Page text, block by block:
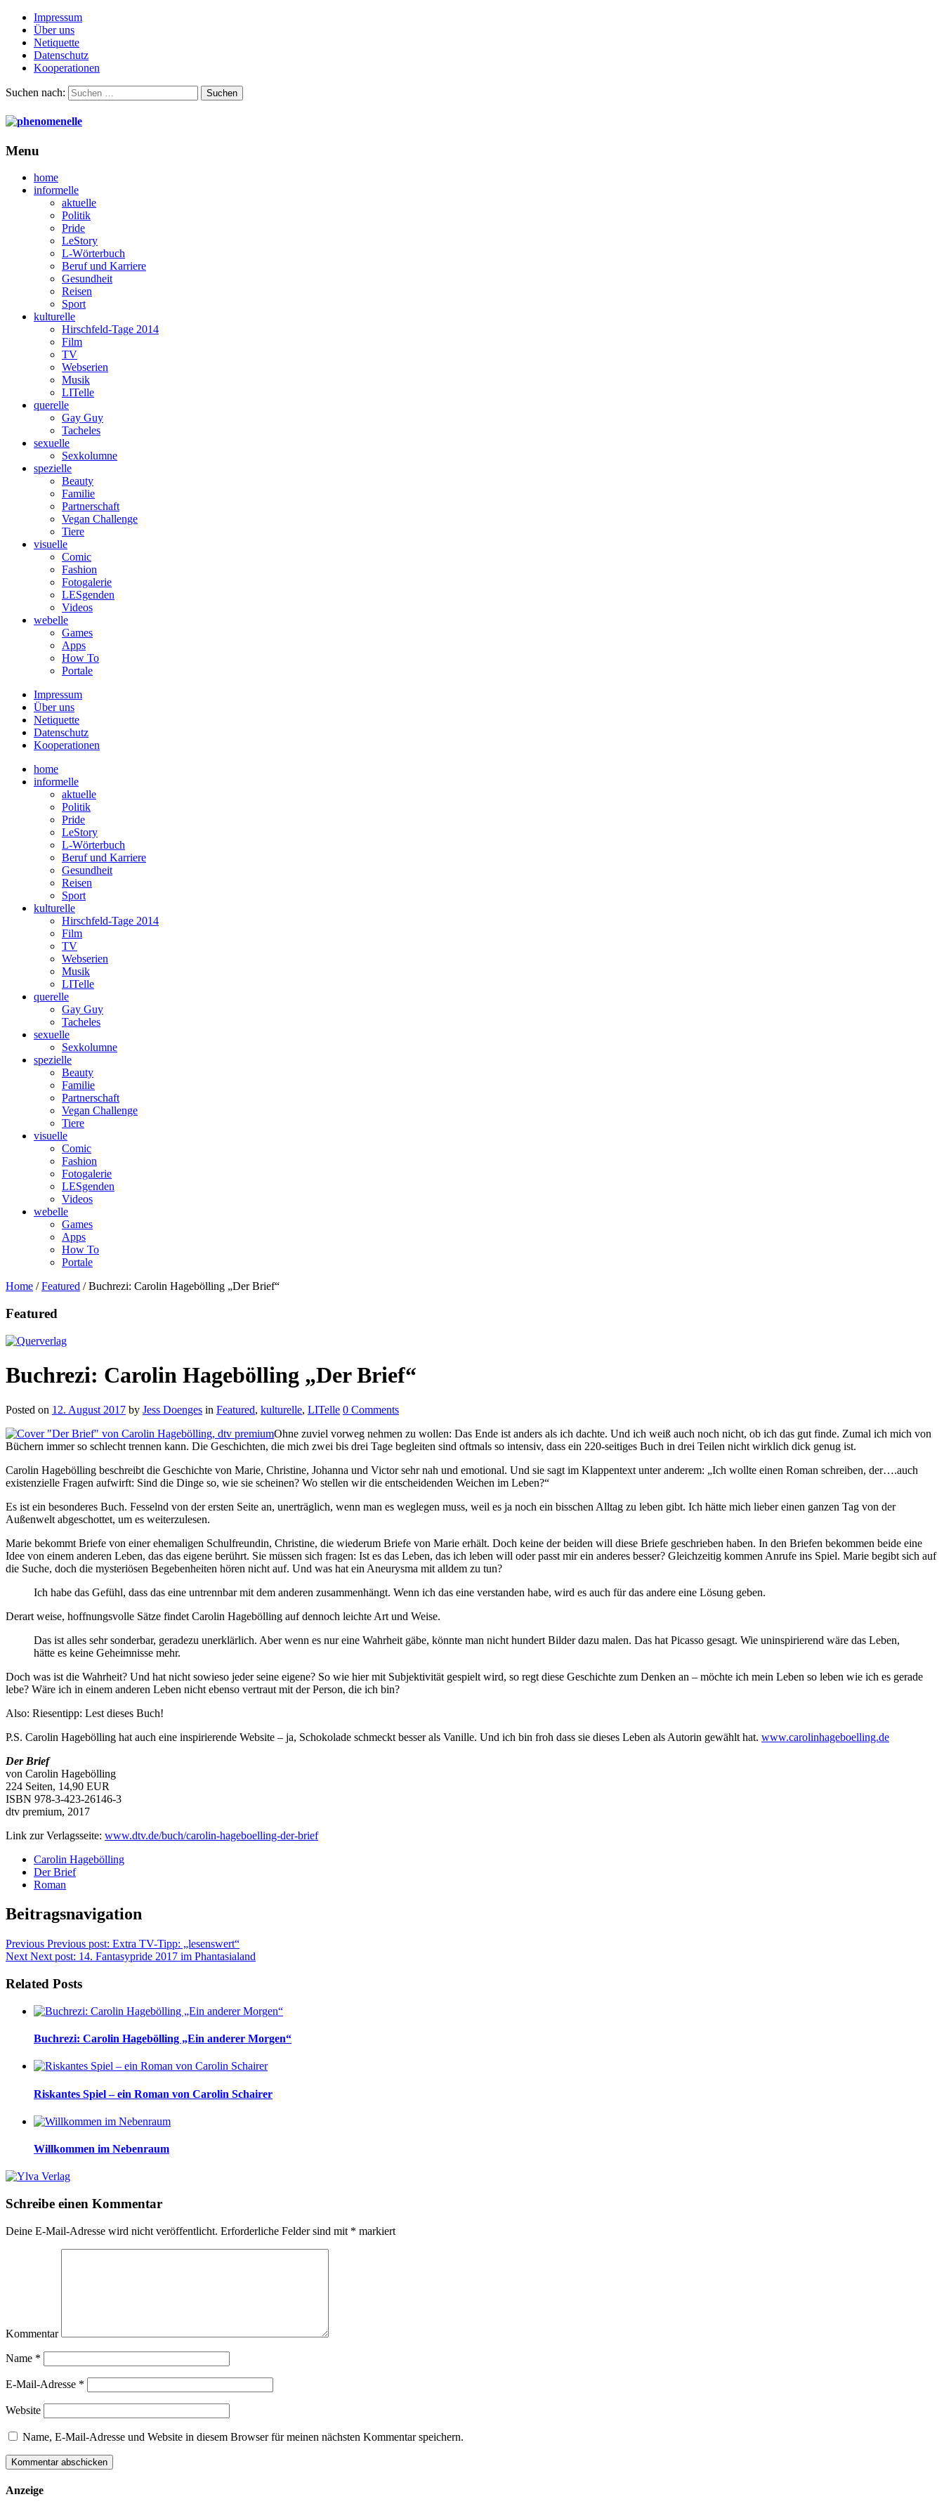
Impressum
Über uns
Netiquette
Datenschutz
Kooperationen
Suchen nach:
Menu
home
informelle
aktuelle
Politik
Pride
LeStory
L-Wörterbuch
Beruf und Karriere
Gesundheit
Reisen
Sport
kulturelle
Hirschfeld-Tage 2014
Film
TV
Webserien
Musik
LITelle
querelle
Gay Guy
Tacheles
sexuelle
Sexkolumne
spezielle
Beauty
Familie
Partnerschaft
Vegan Challenge
Tiere
visuelle
Comic
Fashion
Fotogalerie
LESgenden
Videos
webelle
Games
Apps
How To
Portale
Impressum
Über uns
Netiquette
Datenschutz
Kooperationen
home
informelle
aktuelle
Politik
Pride
LeStory
L-Wörterbuch
Beruf und Karriere
Gesundheit
Reisen
Sport
kulturelle
Hirschfeld-Tage 2014
Film
TV
Webserien
Musik
LITelle
querelle
Gay Guy
Tacheles
sexuelle
Sexkolumne
spezielle
Beauty
Familie
Partnerschaft
Vegan Challenge
Tiere
visuelle
Comic
Fashion
Fotogalerie
LESgenden
Videos
webelle
Games
Apps
How To
Portale
Home /Featured /Buchrezi: Carolin Hagebölling „Der Brief“
Featured
Buchrezi: Carolin Hagebölling „Der Brief“
Posted on 12. August 2017 by Jess Doenges in Featured, kulturelle, LITelle 0 Comments
Ohne zuviel vorweg nehmen zu wollen: Das Ende ist anders als ich dachte. Und ich weiß auch noch nicht, ob ich das gut finde. Zumal ich mich von
Büchern immer so schlecht trennen kann. Die Geschichten, die mich zwei bis drei Tage begleiten sind oftmals so intensiv, dass ein 220-seitiges Buch in drei Teilen nicht wirklich dick genug ist.
Carolin Hagebölling beschreibt die Geschichte von Marie, Christine, Johanna und Victor sehr nah und emotional. Und sie sagt im Klappentext unter anderem: „Ich wollte einen Roman schreiben, der….auch
existenzielle Fragen aufwirft: Sind die Dinge so, wie sie scheinen? Wo stellen wir die entscheidenden Weichen im Leben?“
Es ist ein besonderes Buch. Fesselnd von der ersten Seite an, unerträglich, wenn man es weglegen muss, weil es ja noch ein bisschen Alltag zu leben gibt. Ich hätte mich lieber einen ganzen Tag von der
Außenwelt abgeschottet, um es weiterzulesen.
Marie bekommt Briefe von einer ehemaligen Schulfreundin, Christine, die wiederum Briefe von Marie erhält. Doch keine der beiden will diese Briefe geschrieben haben. In den Briefen bekommen beide eine
Idee von einem anderen Leben, das das eigene berührt. Sie müssen sich fragen: Ist es das Leben, das ich leben will oder passt mir ein anderes besser? Gleichzeitig kommen Anrufe ins Spiel. Marie begibt sich auf
die Suche, doch die mysteriösen Begebenheiten hören nicht auf. Und was hat ein Aneurysma mit alldem zu tun?
Ich habe das Gefühl, dass das eine untrennbar mit dem anderen zusammenhängt. Wenn ich das eine verstanden habe, wird es auch für das andere eine Lösung geben.
Derart weise, hoffnungsvolle Sätze findet Carolin Hagebölling auf dennoch leichte Art und Weise.
Das ist alles sehr sonderbar, geradezu unerklärlich. Aber wenn es nur eine Wahrheit gäbe, könnte man nicht hundert Bilder dazu malen. Das hat Picasso gesagt. Wie uninspirierend wäre das Leben,
hätte es keine Geheimnisse mehr.
Doch was ist die Wahrheit? Und hat nicht sowieso jeder seine eigene? So wie hier mit Subjektivität gespielt wird, so regt diese Geschichte zum Denken an – möchte ich mein Leben so leben wie ich es gerade
lebe? Wäre ich in einem anderen Leben nicht ebenso vertraut mit der Person, die ich bin?
Also: Riesentipp: Lest dieses Buch!
P.S. Carolin Hagebölling hat auch eine inspirierende Website – ja, Schokolade schmeckt besser als Vanille. Und ich bin froh dass sie dieses Leben als Autorin gewählt hat. www.carolinhageboelling.de
Der Brief
von Carolin Hagebölling
224 Seiten, 14,90 EUR
ISBN 978-3-423-26146-3
dtv premium, 2017
Link zur Verlagsseite: www.dtv.de/buch/carolin-hageboelling-der-brief
Carolin Hagebölling
Der Brief
Roman
Beitragsnavigation
Previous Previous post: Extra TV-Tipp: „lesenswert“
Next Next post: 14. Fantasypride 2017 im Phantasialand
Related Posts
Buchrezi: Carolin Hagebölling „Ein anderer Morgen“
Riskantes Spiel – ein Roman von Carolin Schairer
Willkommen im Nebenraum
Schreibe einen Kommentar
Deine E-Mail-Adresse wird nicht veröffentlicht. Erforderliche Felder sind mit * markiert
Kommentar
Name *
E-Mail-Adresse *
Website
Name, E-Mail-Adresse und Website in diesem Browser für meinen nächsten Kommentar speichern.
Anzeige